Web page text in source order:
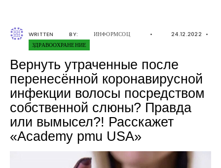
WRITTEN BY: ИНФОРМСОЦ • 24.12.2022
•
ЗДРАВООХРАНЕНИЕ
Вернуть утраченные после
перенесённой коронавирусной
инфекции волосы посредством
собственной слюны? Правда
или вымысел?! Расскажет
«Academy pmu USA»